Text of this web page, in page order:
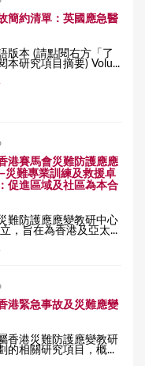
簡約清單：英國應急醫
版本 (請點閱右方「了
本研究項目摘要) Volu...
港賽馬會災難防護應應
災難專業訓練及救援卓
促進區域及社區為本合
難防護應應變教研中心
，旨在為香港及亞太...
港緊急事故及災難應變
香港災難防護應變教研
的相關研究項目，概...